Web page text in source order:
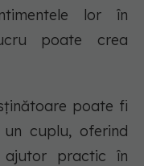
lor în
poate crea
poate fi
cuplu, oferind
ajutor practic în